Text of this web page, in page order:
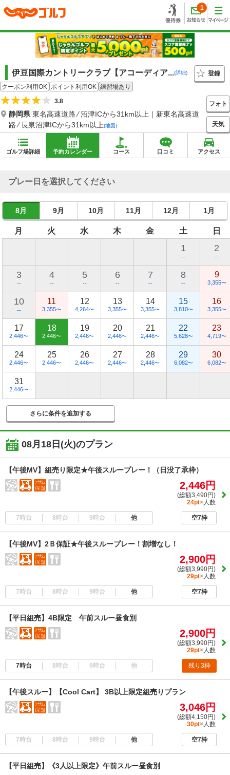
1
伊豆国際カントリークラブ【アコーディア...(詳細)
登録
クーポン利用OK ポイント利用OK 練習場あり
3.8
静岡県東名高速道路 ⁄ 沼津ICから31km以上｜新東名高速道
路 ⁄ 長泉沼津ICから31km以上(地図)
フォト
天気
ゴルフ場詳細 予約カレンダー コース 口コミ アクセス
プレー日を選択してください
8月 9月 10月 11月 12月 1月
月 火 水 木 金 土 日
1
--
2
--
3
--
4
--
5
--
6
--
7
--
8
--
9
3,355〜
10
--
11
3,355〜
12
4,264〜
13
3,355〜
14
3,355〜
15
3,810〜
16
3,355〜
17
2,446〜
18
2,446〜
19
2,446〜
20
2,446〜
21
2,446〜
22
5,628〜
23
4,719〜
24
2,446〜
25
2,446〜
26
2,446〜
27
2,446〜
28
2,446〜
29
6,082〜
30
6,082〜
31
2,446〜
さらに条件を追加する
08月18日(火)のプラン
【午後MV】組売り限定★午後スループレー！（日没了承枠）
2,446円
(総額3,490円)
24pt×人数
7時台 8時台 9時台 他 空7枠
【午後MV】2Ｂ保証★午後スループレー！割増なし！
2,900円
(総額3,990円)
29pt×人数
7時台 8時台 9時台 他 空7枠
【平日組売】4B限定 午前スルー昼食別
2,900円
(総額3,990円)
29pt×人数
7時台 8時台 9時台 他 残り3枠
【午後スルー】【Cool Cart】 3B以上限定組売りプラン
3,046円
(総額4,150円)
30pt×人数
7時台 8時台 9時台 他 空7枠
【平日組売】《3人以上限定》午前スルー昼食別